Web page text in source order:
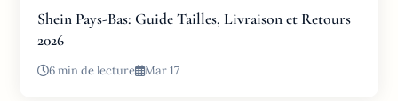
Shein Pays-Bas: Guide Tailles, Livraison et Retours
2026
6 min de lecture Mar 17